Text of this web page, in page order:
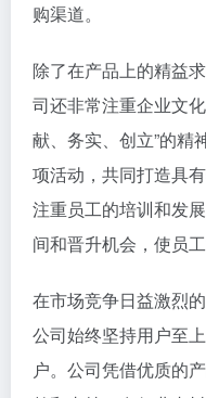
购渠道。
除了在产品上的精益
司还非常注重企业文
献、务实、创立”的精
项活动，共同打造具
注重员工的培训和发
间和晋升机会，使员
在市场竞争日益激烈
公司始终坚持用户至
户。公司凭借优质的